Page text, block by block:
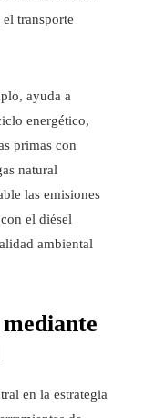
transporte
ayuda a
energético,
primas con
natural
las emisiones
el diésel
ambiental
en la estrategia